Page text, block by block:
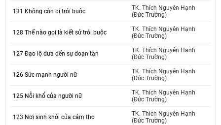
131 Không còn bị trói buộc
TK. Thích Nguyên Hạnh
(Đức Trường)
128 Thế nào gọi là kiết sử trói buộc
TK. Thích Nguyên Hạnh
(Đức Trường)
127 Đạo lộ đưa đến sự đoạn tận
TK. Thích Nguyên Hạnh
(Đức Trường)
126 Sức mạnh người nữ
TK. Thích Nguyên Hạnh
(Đức Trường)
125 Nỗi khổ của người nữ
TK. Thích Nguyên Hạnh
(Đức Trường)
123 Nơi sinh khởi của cảm thọ
TK. Thích Nguyên Hạnh
(Đức Trường)